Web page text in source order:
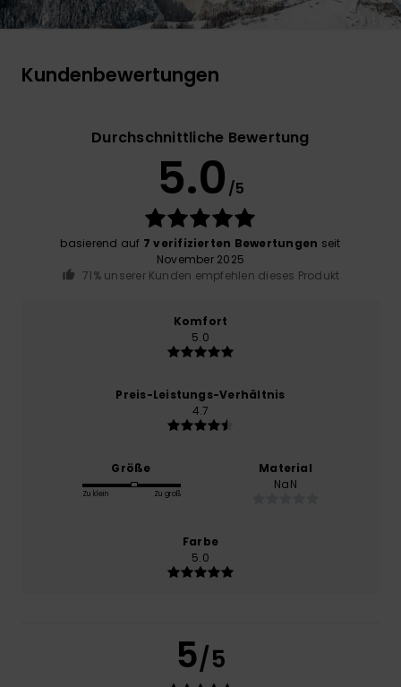
Kundenbewertungen
Durchschnittliche Bewertung
5.0 /5
basierend auf 7 verifizierten Bewertungen seit
November 2025
71% unserer Kunden empfehlen dieses Produkt
Komfort
5.0
Preis-Leistungs-Verhältnis
4.7
Größe
Zu klein Zu groß
Material
NaN
Farbe
5.0
5/5